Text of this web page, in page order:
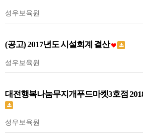
성우보육원
(공고) 2017년도 시설회계 결산
성우보육원
대전행복나눔무지개푸드마켓3호점
성우보육원